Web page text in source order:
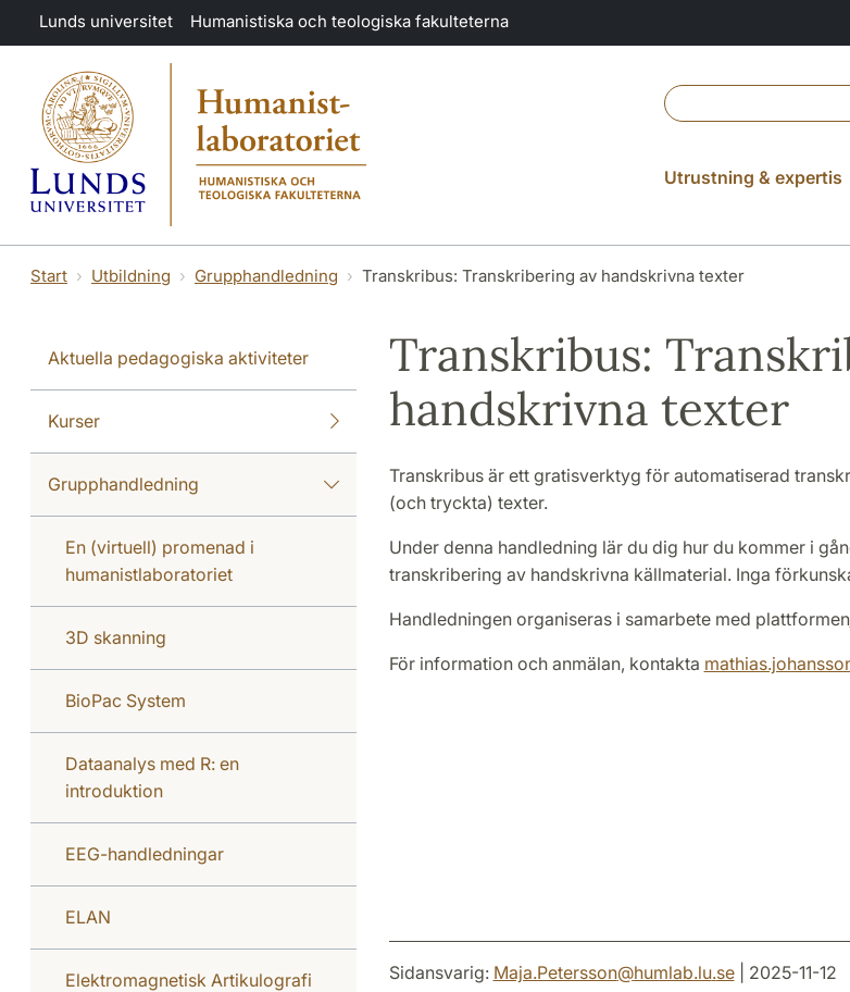
Hoppa till huvudinnehåll
Lunds universitet Humanistiska och teologiska fakulteterna
Utrustning & expertis
Start Utbildning Grupphandledning Transkribus: Transkribering av handskrivna texter
Aktuella pedagogiska aktiviteter
Kurser
Grupphandledning
En (virtuell) promenad i
humanistlaboratoriet
3D skanning
BioPac System
Dataanalys med R: en
introduktion
EEG-handledningar
ELAN
Elektromagnetisk Artikulografi
Transkribus:
handskrivna texter
Transkribus är ett gratisverktyg för automatiserad
(och tryckta) texter.
Under denna handledning lär du dig hur du kommer i
transkribering av handskrivna källmaterial. Inga
Handledningen organiseras i samarbete med plattformen
För information och anmälan, kontakta
Sidansvarig: Maja.Petersson@humlab.lu.se| 2025-11-12